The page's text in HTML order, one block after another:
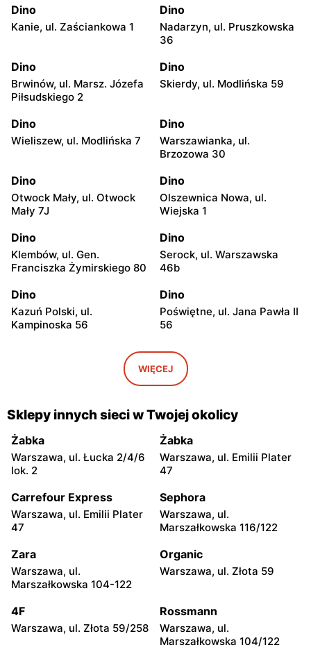
Dino
Kanie, ul. Zaściankowa 1
Dino
Nadarzyn, ul. Pruszkowska
36
Dino
Brwinów, ul. Marsz. Józefa
Piłsudskiego 2
Dino
Skierdy, ul. Modlińska 59
Dino
Wieliszew, ul. Modlińska 7
Dino
Warszawianka, ul.
Brzozowa 30
Dino
Otwock Mały, ul. Otwock
Mały 7J
Dino
Olszewnica Nowa, ul.
Wiejska 1
Dino
Klembów, ul. Gen.
Franciszka Żymirskiego 80
Dino
Serock, ul. Warszawska
46b
Dino
Kazuń Polski, ul.
Kampinoska 56
Dino
Poświętne, ul. Jana Pawła II
56
Dino
Bieniewice, ul. Błońska 52
Dino
Błonie, ul. Nowa Wieś 12c
Dino
Pomiechówek, ul.
Warszawska 49
Dino Dino
11a
Dino
Warszawska 55A
Dino
Dino
A
Dino
Żyrardowska 2b
Dino Dino
WIĘCEJ
Sklepy innych sieci w Twojej okolicy
Żabka
Warszawa, ul. Łucka 2/4/6
lok. 2
Żabka
Warszawa, ul. Emilii Plater
47
Carrefour Express
Warszawa, ul. Emilii Plater
47
Sephora
Warszawa, ul.
Marszałkowska 116/122
Zara
Warszawa, ul.
Marszałkowska 104-122
Organic
Warszawa, ul. Złota 59
4F
Warszawa, ul. Złota 59/258
Rossmann
Warszawa, ul.
Marszałkowska 104/122